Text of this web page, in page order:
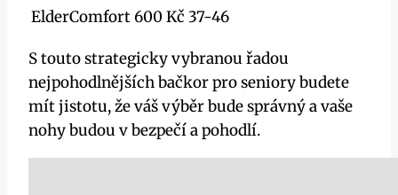
ElderComfort 600 Kč 37-46
S touto strategicky vybranou řadou
nejpohodlnějších bačkor pro seniory budete
mít jistotu, že váš výběr bude správný a vaše
nohy budou v bezpečí a pohodlí.